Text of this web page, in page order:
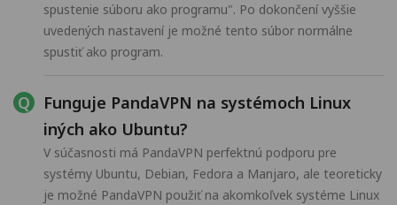
spustenie súboru ako programu". Po dokončení vyššie
uvedených nastavení je možné tento súbor normálne
spustiť ako program.
Funguje PandaVPN na systémoch Linux
iných ako Ubuntu?
V súčasnosti má PandaVPN perfektnú podporu pre
systémy Ubuntu, Debian, Fedora a Manjaro, ale teoreticky
je možné PandaVPN použiť na akomkoľvek systéme Linux